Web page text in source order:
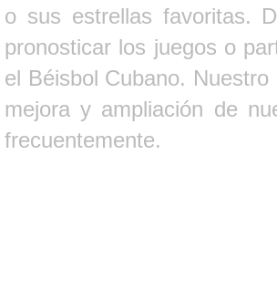
o sus estrellas favoritas.
pronosticar los juegos o
el Béisbol Cubano.
mejora y ampliación de
frecuentemente.